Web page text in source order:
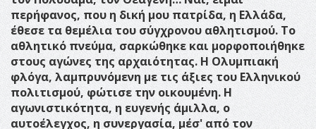
περήφανος, που η δική μου πατρίδα, η Ελλάδα,
έθεσε τα θεμέλια του σύγχρονου αθλητισμού. Το
αθλητικό πνεύμα, σαρκώθηκε και μορφοποιήθηκε
στους αγώνες της αρχαιότητας. Η Ολυμπιακή
φλόγα, λαμπρυνόμενη με τις άξιες του Ελληνικού
πολιτισμού, φώτισε την οικουμένη. Η
αγωνιστικότητα, η ευγενής άμιλλα, ο
αυτοέλεγχος, η συνεργασία, μέσ' από τον